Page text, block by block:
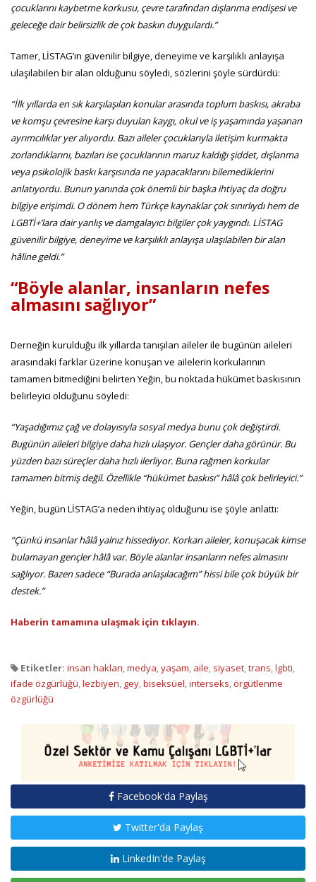
çocuklarını kaybetme korkusu, çevre tarafından dışlanma endişesi ve
geleceğe dair belirsizlik de çok baskın duygulardı.”
Tamer, LİSTAG’ın güvenilir bilgiye, deneyime ve karşılıklı anlayışa
ulaşılabilen bir alan olduğunu söyledi, sözlerini şöyle sürdürdü:
“İlk yıllarda en sık karşılaşılan konular arasında toplum baskısı, akraba
ve komşu çevresine karşı duyulan kaygı, okul ve iş yaşamında yaşanan
ayrımcılıklar yer alıyordu. Bazı aileler çocuklarıyla iletişim kurmakta
zorlandıklarını, bazıları ise çocuklarının maruz kaldığı şiddet, dışlanma
veya psikolojik baskı karşısında ne yapacaklarını bilemediklerini
anlatıyordu. Bunun yanında çok önemli bir başka ihtiyaç da doğru
bilgiye erişimdi. O dönem hem Türkçe kaynaklar çok sınırlıydı hem de
LGBTİ+’lara dair yanlış ve damgalayıcı bilgiler çok yaygındı. LİSTAG
güvenilir bilgiye, deneyime ve karşılıklı anlayışa ulaşılabilen bir alan
hâline geldi.”
“Böyle alanlar, insanların nefes
almasını sağlıyor”
Derneğin kurulduğu ilk yıllarda tanışılan aileler ile bugünün aileleri
arasındaki farklar üzerine konuşan ve ailelerin korkularının
tamamen bitmediğini belirten Yeğin, bu noktada hükümet baskısının
belirleyici olduğunu söyledi:
“Yaşadığımız çağ ve dolayısıyla sosyal medya bunu çok değiştirdi.
Bugünün aileleri bilgiye daha hızlı ulaşıyor. Gençler daha görünür. Bu
yüzden bazı süreçler daha hızlı ilerliyor. Buna rağmen korkular
tamamen bitmiş değil. Özellikle “hükümet baskısı” hâlâ çok belirleyici.”
Yeğin, bugün LİSTAG’a neden ihtiyaç olduğunu ise şöyle anlattı:
“Çünkü insanlar hâlâ yalnız hissediyor. Korkan aileler, konuşacak kimse
bulamayan gençler hâlâ var. Böyle alanlar insanların nefes almasını
sağlıyor. Bazen sadece “Burada anlaşılacağım” hissi bile çok büyük bir
destek.”
Haberin tamamına ulaşmak için tıklayın.
Etiketler: insan hakları,medya,yaşam, aile, siyaset,trans,lgbti,
ifade özgürlüğü,lezbiyen, gey,biseksüel,interseks,örgütlenme
özgürlüğü
Facebook'da Paylaş
Twitter'da Paylaş
LinkedIn'de Paylaş